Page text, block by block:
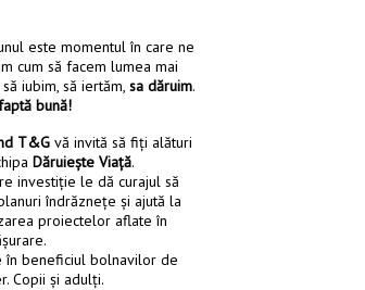
este momentul în care ne
cum să facem lumea mai
să iubim, să iertăm, sa dăruim.
bună!
T&G vă invită să fiți alături
Dăruiește Viață.
investiție le dă curajul să
îndrăznețe și ajută la
proiectelor aflate în
în beneficiul bolnavilor de
Copii și adulți.